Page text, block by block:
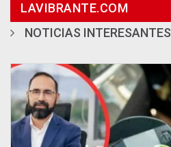
LAVIBRANTE.COM
NOTICIAS INTERESANTES